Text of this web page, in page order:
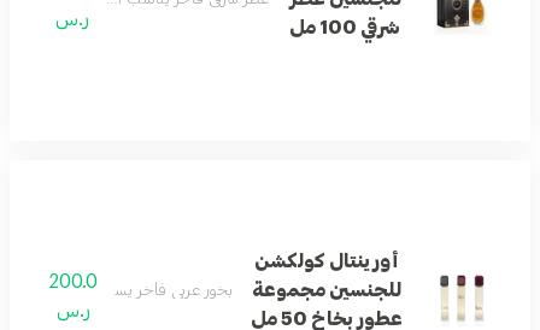
شرقي 100 مل
ر.س
أورينتال كولكشن
للجنسين مجموعة
عطور بخاخ 50 مل
بخور عربي فاخر يستخدم لتعطير
200.0
ر.س